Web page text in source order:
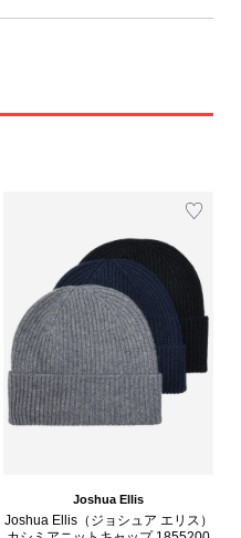
Joshua Ellis
Joshua Ellis（ジョシュア エリス）